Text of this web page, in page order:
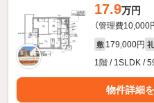
17.9万円
（管理費10,000
敷 179,000円
1階 / 1SLDK /
物件詳細